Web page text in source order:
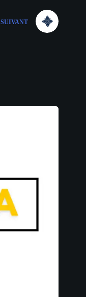
SUIVANT